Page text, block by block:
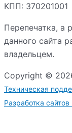
КПП: 370201001
Перепечатка, а
данного сайта
владельцем.
Copyright ©
Техническая
Разработка сайтов